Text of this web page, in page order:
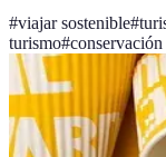
#viajar sostenible#
turismo#